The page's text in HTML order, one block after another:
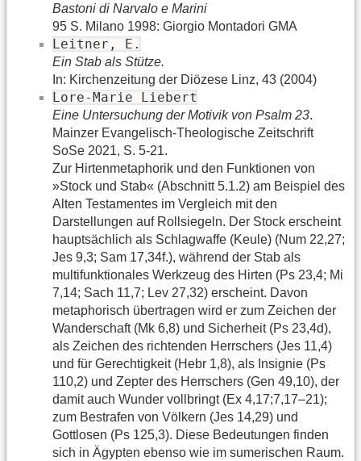
Bastoni di Narvalo e Marini
95 S. Milano 1998: Giorgio Montadori GMA
Leitner, E.
Ein Stab als Stütze.
In: Kirchenzeitung der Diözese Linz, 43 (2004)
Lore-Marie Liebert
Eine Untersuchung der Motivik von Psalm 23.
Mainzer Evangelisch-Theologische Zeitschrift
SoSe 2021, S. 5-21.
Zur Hirtenmetaphorik und den Funktionen von
»Stock und Stab« (Abschnitt 5.1.2) am Beispiel des
Alten Testamentes im Vergleich mit den
Darstellungen auf Rollsiegeln. Der Stock erscheint
hauptsächlich als Schlagwaffe (Keule) (Num 22,27;
Jes 9,3; Sam 17,34f.), während der Stab als
multifunktionales Werkzeug des Hirten (Ps 23,4; Mi
7,14; Sach 11,7; Lev 27,32) erscheint. Davon
metaphorisch übertragen wird er zum Zeichen der
Wanderschaft (Mk 6,8) und Sicherheit (Ps 23,4d),
als Zeichen des richtenden Herrschers (Jes 11,4)
und für Gerechtigkeit (Hebr 1,8), als Insignie (Ps
110,2) und Zepter des Herrschers (Gen 49,10), der
damit auch Wunder vollbringt (Ex 4,17;7,17–21);
zum Bestrafen von Völkern (Jes 14,29) und
Gottlosen (Ps 125,3). Diese Bedeutungen finden
sich in Ägypten ebenso wie im sumerischen Raum.